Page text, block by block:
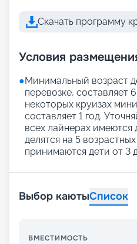
Скачать программу
Условия
●Минимальный возраст
перевозке, составляет
некоторых круизах
составляет 1 год.
всех лайнерах имеются
делятся на 5
принимаются дети от 3
Выбор каютыСписок
ВМЕСТИМОСТЬ